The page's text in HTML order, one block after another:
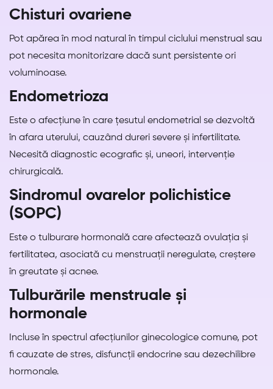
Chisturi ovariene
Pot apărea în mod natural în timpul ciclului menstrual sau
pot necesita monitorizare dacă sunt persistente ori
voluminoase.
Endometrioza
Este o afecțiune în care țesutul endometrial se dezvoltă
în afara uterului, cauzând dureri severe și infertilitate.
Necesită diagnostic ecografic și, uneori, intervenție
chirurgicală.
Sindromul ovarelor polichistice
(SOPC)
Este o tulburare hormonală care afectează ovulația și
fertilitatea, asociată cu menstruații neregulate, creștere
în greutate și acnee.
Tulburările menstruale și
hormonale
Incluse în spectrul afecțiunilor ginecologice comune, pot
fi cauzate de stres, disfuncții endocrine sau dezechilibre
hormonale.